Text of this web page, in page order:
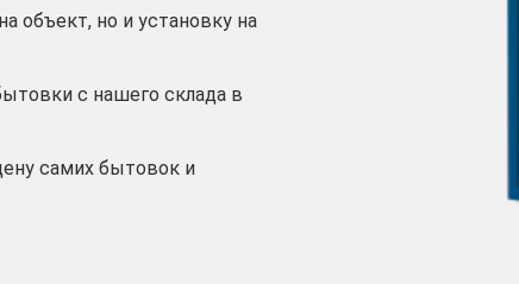
объект, но и установку на
с нашего склада в
самих бытовок и